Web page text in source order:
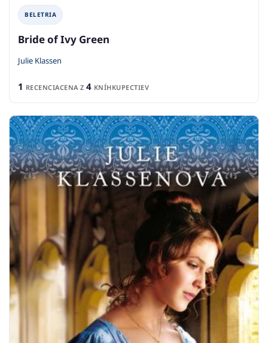
BELETRIA
Bride of Ivy Green
Julie Klassen
1 RECENCIACENA Z 4 KNÍHKUPECTIEV